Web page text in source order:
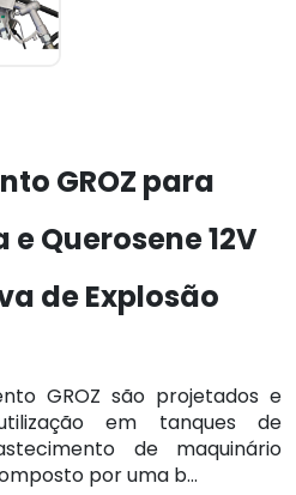
GROZ para
Querosene 12V
de Explosão
GROZ são projetados e
em tanques de
de maquinário
por uma b...